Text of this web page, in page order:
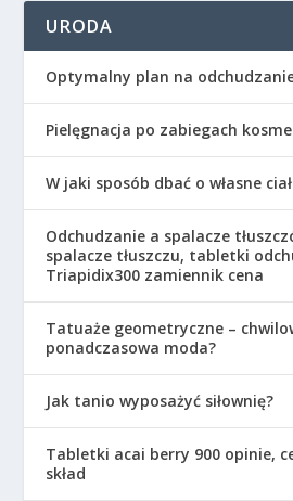
URODA
Optymalny plan na
Pielęgnacja po zabiegach
W jaki sposób dbać o własne
Odchudzanie a spalacze
spalacze tłuszczu, tabletki
Triapidix300 zamiennik cena
Tatuaże geometryczne –
ponadczasowa moda?
Jak tanio wyposażyć siłownię?
Tabletki acai berry 900 opinie,
skład